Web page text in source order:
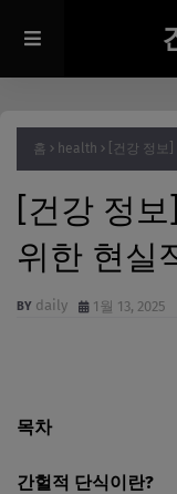
홈 health [건강 정보
[건강 정
위한 현실
daily 1월 13, 2025
목차
간헐적 단식이란?